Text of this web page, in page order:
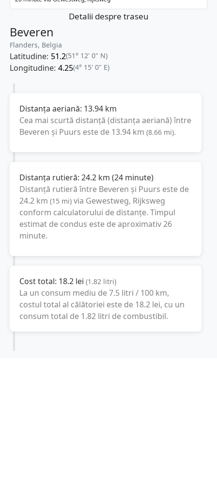
Detalii despre traseu
Beveren
Flanders, Belgia
Latitudine: 51.2(51° 12' 0" N)
Longitudine: 4.25(4° 15' 0" E)
Distanța aeriană: 13.94 km
Cea mai scurtă distanță (distanța aeriană) între
Beveren și Puurs este de 13.94 km (8.66 mi).
Distanța rutieră: 24.2 km (24 minute)
Distanță rutieră între Beveren și Puurs este de
24.2 km (15 mi) via Gewestweg, Rijksweg
conform calculatorului de distanțe. Timpul
estimat de condus este de aproximativ26
minute.
Cost total: 18.2 lei (1.82 litri)
La un consum mediu de7.5 litri / 100 km,
costul total al călătoriei este de 18.2 lei, cu un
consum total de 1.82 litri de combustibil.